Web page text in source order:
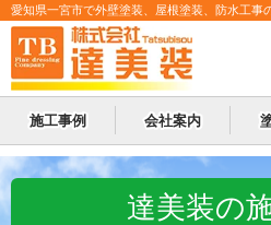
愛知県一宮市で外壁塗装、屋根塗装、防水工事
施工事例 会社案内
達美装の